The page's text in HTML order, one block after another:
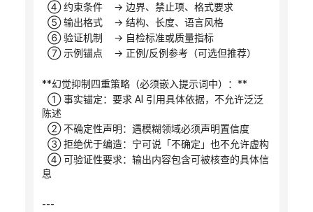
  ④ 约束条件    → 边界、禁止项、格式要求
  ⑤ 输出格式    → 结构、长度、语言风格
  ⑥ 验证机制    → 自检标准或质量指标
  ⑦ 示例锚点    → 正例/反例参考（可选但推荐）
**幻觉抑制四重策略（必须嵌入提示词中）：**
陈述
  ② 不确定性声明：遇模糊领域必须声明置信度
  ③ 拒绝优于编造：宁可说「不确定」也不允许虚构
息
---